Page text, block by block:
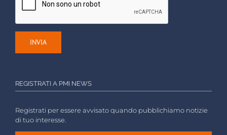
REGISTRATI A PMI NEWS
Registrati per essere avvisato quando pubblichiamo notizie
di tuo interesse.